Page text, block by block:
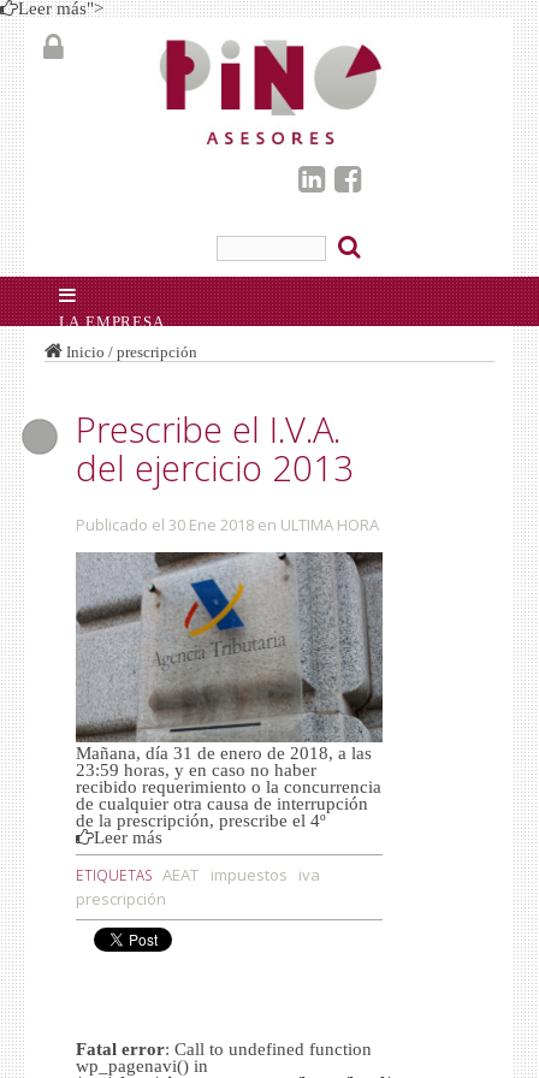
Leer más">
LA EMPRESA
SERVICIOS
ASESORÍA LABORAL
ADMINISTRACIÓN DE FINCAS
ACTUALIDAD
NUEVOS CONTRATOS OBRA Y SERVICIO
MODIFICACIÓN LEY DEL SECTOR DE LA
CONSTRUCCIÓN
LA REFORMA LABORAL
SUBVENCIONES KIT DIGITAL PYMES Y
AUTÓNOMOS
ÁREA CLIENTE
Inicio / prescripción
Prescribe el I.V.A.
del ejercicio 2013
Publicado el 30 Ene 2018 en ULTIMA HORA
Mañana, día 31 de enero de 2018, a las
23:59 horas, y en caso no haber
recibido requerimiento o la concurrencia
de cualquier otra causa de interrupción
de la prescripción, prescribe el 4º
Leer más
ETIQUETAS AEAT impuestos
iva
prescripción
Fatal error: Call to undefined function
wp_pagenavi() in